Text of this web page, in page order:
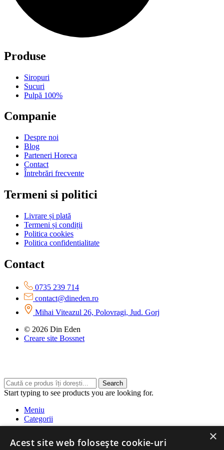
Produse
Siropuri
Sucuri
Pulpă 100%
Companie
Despre noi
Blog
Parteneri Horeca
Contact
Întrebrări frecvente
Termeni si politici
Livrare și plată
Termeni și condiții
Politica cookies
Politica confidentialitate
Contact
0735 239 714
contact@dineden.ro
Mihai Viteazul 26, Polovragi, Jud. Gorj
© 2026 Din Eden
Creare site Bossnet
Search
Start typing to see products you are looking for.
Meniu
Categorii
Sucuri
×
Acest site web folosește cookie-uri